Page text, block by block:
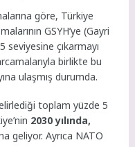
göre, Türkiye
GSYH’ye (Gayri
seviyesine çıkarmayı
birlikte bu
ulaşmış durumda.
toplam yüzde 5
2030 yılında,
geliyor. Ayrıca NATO